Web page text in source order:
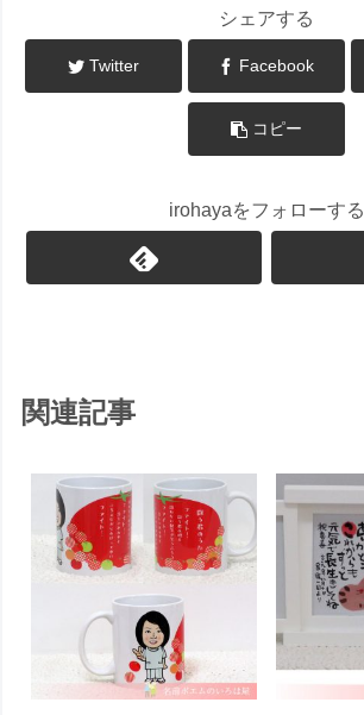
シェアする
Twitter Facebook
コピー
irohayaをフォローする
関連記事